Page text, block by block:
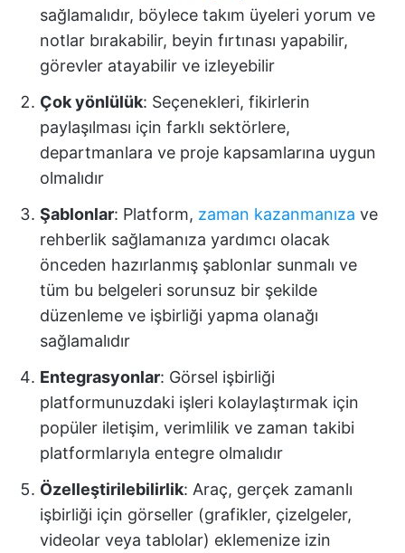
sağlamalıdır, böylece takım üyeleri yorum ve
notlar bırakabilir, beyin fırtınası yapabilir,
görevler atayabilir ve izleyebilir
Çok yönlülük: Seçenekleri, fikirlerin
paylaşılması için farklı sektörlere,
departmanlara ve proje kapsamlarına uygun
olmalıdır
Şablonlar: Platform, zaman kazanmanıza ve
rehberlik sağlamanıza yardımcı olacak
önceden hazırlanmış şablonlar sunmalı ve
tüm bu belgeleri sorunsuz bir şekilde
düzenleme ve işbirliği yapma olanağı
sağlamalıdır
Entegrasyonlar: Görsel işbirliği
platformunuzdaki işleri kolaylaştırmak için
popüler iletişim, verimlilik ve zaman takibi
platformlarıyla entegre olmalıdır
Özelleştirilebilirlik: Araç, gerçek zamanlı
işbirliği için görseller (grafikler, çizelgeler,
videolar veya tablolar) eklemenize izin